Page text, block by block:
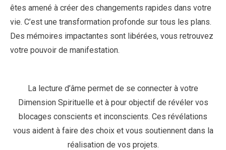
êtes amené à créer des changements rapides dans votre
vie. C’est une transformation profonde sur tous les plans.
Des mémoires impactantes sont libérées, vous retrouvez
votre pouvoir de manifestation.
La lecture d’âme permet de se connecter à votre
Dimension Spirituelle et à pour objectif de révéler vos
blocages conscients et inconscients. Ces révélations
vous aident à faire des choix et vous soutiennent dans la
réalisation de vos projets.